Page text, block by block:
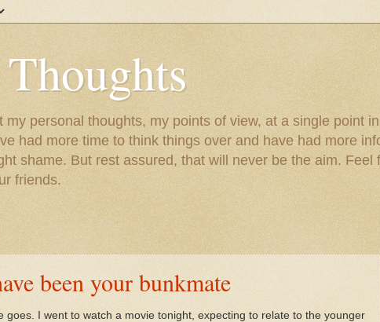
my personal thoughts, my points of view, at a single point
had more time to think things over and have had more
shame. But rest assured, that will never be the aim.
friends.
been your bunkmate
goes. I went to watch a movie tonight, expecting to relate to the younger